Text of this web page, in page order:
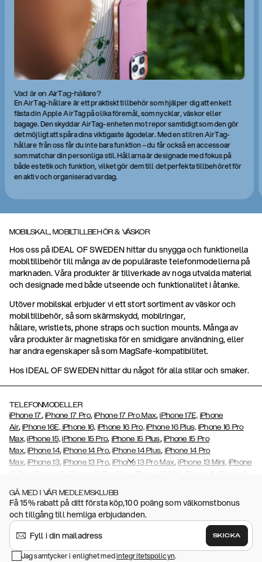
Vad är en AirTag-hållare?
En AirTag-hållare är ett praktiskt tillbehör som hjälper dig att enkelt
fästa din Apple AirTag på olika föremål, som nycklar, väskor eller
bagage. Den skyddar AirTag-enheten mot repor samtidigt som den gör
det möjligt att spåra dina viktigaste ägodelar. Med en stilren AirTag-
hållare från oss får du inte bara funktion – du får också en accessoar
som matchar din personliga stil. Hållarna är designade med fokus på
både estetik och funktion, vilket gör dem till det perfekta tillbehöret för
en aktiv och organiserad vardag.
MOBILSKAL, MOBILTILLBEHÖR & VÄSKOR
Hos oss på IDEAL OF SWEDEN hittar du snygga och funktionella
mobiltillbehör till många av de populäraste telefonmodellerna på
marknaden. Våra produkter är tillverkade av noga utvalda material
och designade med både utseende och funktionalitet i åtanke.
Utöver mobilskal erbjuder vi ett stort sortiment av väskor och
mobiltillbehör, så som skärmskydd, mobilringar,
hållare, wristlets, phone straps och suction mounts. Många av
våra produkter är magnetiska för en smidigare användning, eller
har andra egenskaper så som MagSafe-kompatibilitet.
Hos IDEAL OF SWEDEN hittar du något för alla stilar och smaker.
TELEFONMODELLER
iPhone 17, iPhone 17 Pro,iPhone 17 Pro Max,iPhone 17E, iPhone
Air,iPhone 16E, iPhone 16, iPhone 16 Pro, iPhone 16 Plus, iPhone 16 Pro
Max, iPhone 15, iPhone 15 Pro, iPhone 15 Plus, iPhone 15 Pro
Max,iPhone 14,iPhone 14 Pro,iPhone 14 Plus, iPhone 14 Pro
Max,iPhone 13,iPhone 13 Pro,iPhone 13 Pro Max,iPhone 13 Mini, iPhone
12 Pro
iPhone 12 iPhone 12 Pro Max iPhone 12 Mini iPhone 11
iPhone 11
iPhone SE (2020/2022),iPhone 8
, iPhone 6/6s , iPhone 6/6s Plus, iPhone 5/5s/SE ,
Galaxy S26+,Galaxy S26 Ultra, Galaxy S25, Galaxy S25+,Galaxy S25
Ultra, Galaxy S24, Galaxy S24+, Galaxy S23,Galaxy
S23+
Galaxy S22 Plus ,
Galaxy S22 Ultra,Galaxy S21,Galaxy S21 Plus,Galaxy S21 Ultra
GÅ MED I VÅR MEDLEMSKLUBB
Få 15% rabatt på ditt första köp,100 poäng som välkomstbonus
och tillgång till hemliga erbjudanden.
SKICKA
Jag samtycker i enlighet medintegritetspolicyn.